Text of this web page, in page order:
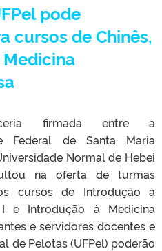
pode
cursos de Chinês,
firmada entre a
Federal de Santa Maria
Normal de Hebei
na oferta de turmas
cursos de Introdução à
I e Introdução à Medicina
e servidores docentes e
de Pelotas (UFPel) poderão